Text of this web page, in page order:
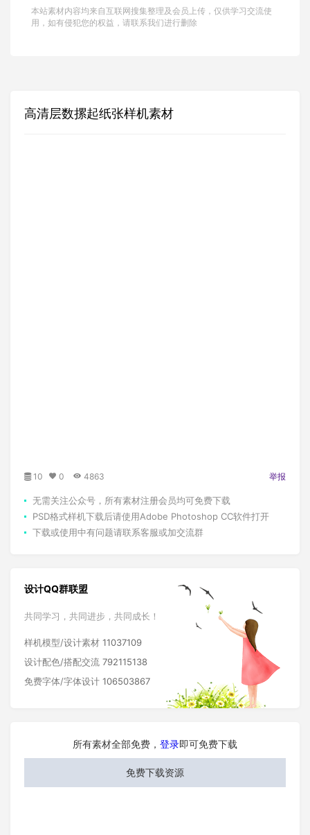
本站素材内容均来自互联网搜集整理及会员上传，仅供学习交流使
用，如有侵犯您的权益，请联系我们进行删除
高清层数摞起纸张样机素材
10 0 4863 举报
无需关注公众号，所有素材注册会员均可免费下载
PSD格式样机下载后请使用Adobe Photoshop CC软件打开
下载或使用中有问题请联系客服或加交流群
设计QQ群联盟
共同学习，共同进步，共同成长！
样机模型/设计素材 11037109
设计配色/搭配交流 792115138
免费字体/字体设计 106503867
所有素材全部免费， 登录即可免费下载
免费下载资源